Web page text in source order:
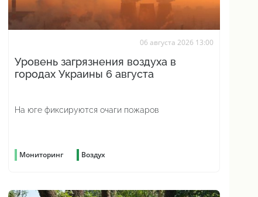
06 августа 2026 13:00
Уровень загрязнения воздуха в
городах Украины 6 августа
На юге фиксируются очаги пожаров
Мониторинг Воздух